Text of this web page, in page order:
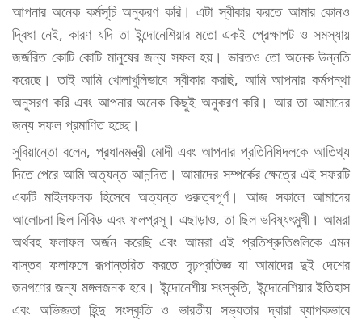
আপনার অনেক কর্মসূচি অনুকরণ করি। এটা স্বীকার করতে আমার কোনও
দ্বিধা নেই, কারণ যদি তা ইন্দোনেশিয়ার মতো একই প্রেক্ষাপট ও সমস্যায়
জর্জরিত কোটি কোটি মানুষের জন্য সফল হয়। ভারতও তো অনেক উন্নতি
করেছে। তাই আমি খোলাখুলিভাবে স্বীকার করছি, আমি আপনার কর্মপন্থা
অনুসরণ করি এবং আপনার অনেক কিছুই অনুকরণ করি। আর তা আমাদের
জন্য সফল প্রমাণিত হচ্ছে।
সুবিয়ান্তো বলেন, প্রধানমন্ত্রী মোদী এবং আপনার প্রতিনিধিদলকে আতিথ্য
দিতে পেরে আমি অত্যন্ত আনন্দিত। আমাদের সম্পর্কের ক্ষেত্রে এই সফরটি
একটি মাইলফলক হিসেবে অত্যন্ত গুরুত্বপূর্ণ। আজ সকালে আমাদের
আলোচনা ছিল নিবিড় এবং ফলপ্রসূ। এছাড়াও, তা ছিল ভবিষ্যৎমুখী। আমরা
অর্থবহ ফলাফল অর্জন করেছি এবং আমরা এই প্রতিশ্রুতিগুলিকে এমন
বাস্তব ফলাফলে রূপান্তরিত করতে দৃঢ়প্রতিজ্ঞ যা আমাদের দুই দেশের
জনগণের জন্য মঙ্গলজনক হবে। ইন্দোনেশীয় সংস্কৃতি, ইন্দোনেশিয়ার ইতিহাস
এবং অভিজ্ঞতা হিন্দু সংস্কৃতি ও ভারতীয় সভ্যতার দ্বারা ব্যাপকভাবে